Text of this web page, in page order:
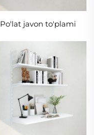
Po'lat javon to'plami